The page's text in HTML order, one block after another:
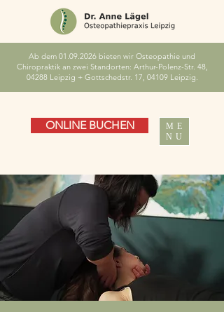
ME
NU
ONLINE BUCHEN
Ab dem 01.09.2026 bieten wir Osteopathie und
Chiropraktik an zwei Standorten: Arthur-Polenz-Str. 48,
04288 Leipzig + Gottschedstr. 17, 04109 Leipzig.